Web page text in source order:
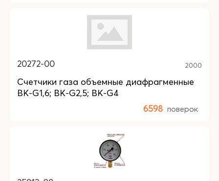
20272-00 2000
Счетчики газа объемные диафрагменные
BK-G1,6; BK-G2,5; BK-G4
6598 поверок